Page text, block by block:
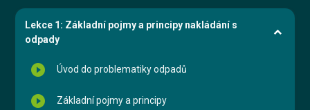
Lekce 1: Základní pojmy a principy nakládání s
odpady
play_circle_filled Úvod do problematiky odpadů
play_circle_filled Základní pojmy a principy